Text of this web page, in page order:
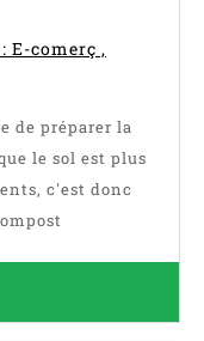
E-comerç ,
de préparer la
le sol est plus
c'est donc